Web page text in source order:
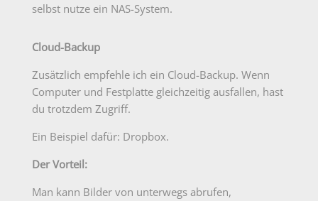
selbst nutze ein NAS-System.
Cloud-Backup
Zusätzlich empfehle ich ein Cloud-Backup. Wenn
Computer und Festplatte gleichzeitig ausfallen, hast
du trotzdem Zugriff.
Ein Beispiel dafür: Dropbox.
Der Vorteil:
Man kann Bilder von unterwegs abrufen,